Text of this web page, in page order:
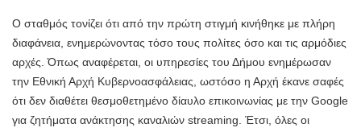
Ο σταθμός τονίζει ότι από την πρώτη στιγμή κινήθηκε με πλήρη
διαφάνεια, ενημερώνοντας τόσο τους πολίτες όσο και τις αρμόδιες
αρχές. Όπως αναφέρεται, οι υπηρεσίες του Δήμου ενημέρωσαν
την Εθνική Αρχή Κυβερνοασφάλειας, ωστόσο η Αρχή έκανε σαφές
ότι δεν διαθέτει θεσμοθετημένο δίαυλο επικοινωνίας με την Google
για ζητήματα ανάκτησης καναλιών streaming. Έτσι, όλες οι